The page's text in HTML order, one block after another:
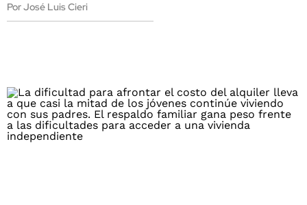
Por José Luis Cieri